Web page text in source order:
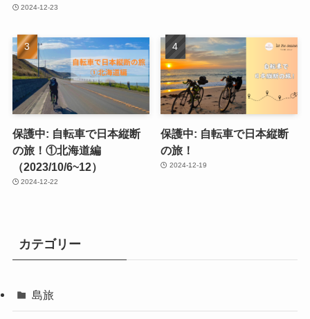
2024-12-23
保護中: 自転車で日本縦断
の旅！①北海道編
（2023/10/6~12）
2024-12-22
保護中: 自転車で日本縦断
の旅！
2024-12-19
カテゴリー
島旅